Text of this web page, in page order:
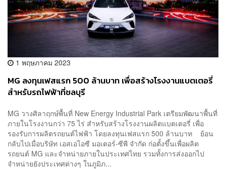
1 พฤษภาคม 2023
MG ลงทุนเฟสแรก 500 ล้านบาท เพื่อสร้างโรงงานแบตเตอรี่
สำหรับรถไฟฟ้าที่ชลบุรี
MG วางศิลาฤกษ์พื้นที่ New Energy Industrial Park เตรียมพัฒนาพื้นที่
ภายในโรงงานกว่า 75 ไร่ สำหรับสร้างโรงงานผลิตแบตเตอรี่ เพื่อ
รองรับการผลิตรถยนต์ไฟฟ้า โดยลงทุนเฟสแรก 500 ล้านบาท ย้อน
กลับไปเมื่อบริษัท เอสเอไอซี มอเตอร์-ซีพี จำกัด ก่อตั้งขึ้นเพื่อผลิต
รถยนต์ MG และจำหน่ายภายในประเทศไทย รวมทั้งการส่งออกไป
จำหน่ายยังประเทศต่างๆ ในภูมิภ...